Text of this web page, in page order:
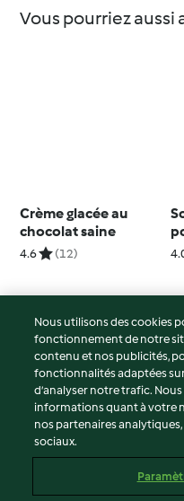
Vous pourriez aussi
Crème glacée au
chocolat saine
4.6 (12)
© Copyright 2026
Conditions d'utilisation
Politique de confidentialité
Non-responsabilité
Mentions légales
Contenu du rapport
Nous utilisons des cookies
fonctionnement de notre
contenu et nos publicités,
fonctionnalités adaptées
d’analyser notre trafic.
informations quant à votre
nos partenaires
sociaux.